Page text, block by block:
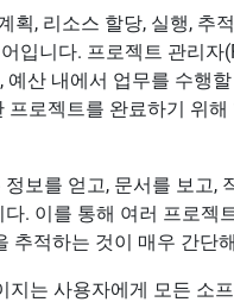
, 리소스 할당, 실행, 추
입니다. 프로젝트 관리자
산 내에서 업무를 수행
로젝트를 완료하기 위
보를 얻고, 문서를 보고,
. 이를 통해 여러 프로젝
추적하는 것이 매우 간단
는 사용자에게 모든 소